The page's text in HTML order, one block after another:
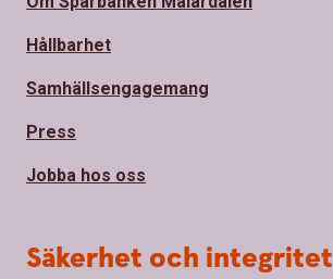
Hållbarhet
Samhällsengagemang
Press
Jobba hos oss
Säkerhet och integritet